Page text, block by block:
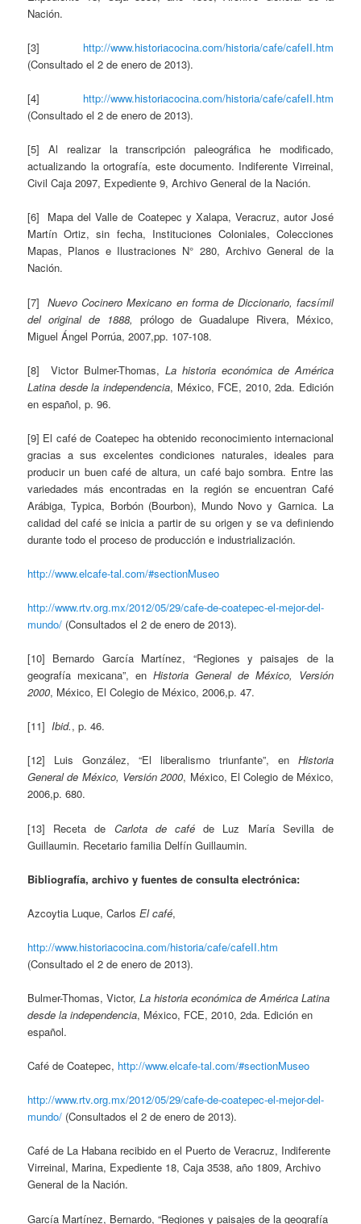
Nación.
[3] http://www.historiacocina.com/historia/cafe/cafeII.htm
(Consultado el 2 de enero de 2013).
[4] http://www.historiacocina.com/historia/cafe/cafeII.htm
(Consultado el 2 de enero de 2013).
[5] Al realizar la transcripción paleográfica he modificado,
actualizando la ortografía, este documento. Indiferente Virreinal,
Civil Caja 2097, Expediente 9, Archivo General de la Nación.
[6] Mapa del Valle de Coatepec y Xalapa, Veracruz, autor José
Martín Ortiz, sin fecha, Instituciones Coloniales, Colecciones
Mapas, Planos e Ilustraciones N° 280, Archivo General de la
Nación.
[7]Nuevo Cocinero Mexicano en forma de Diccionario, facsímil
del original de 1888, prólogo de Guadalupe Rivera, México,
Miguel Ángel Porrúa, 2007,pp. 107-108.
[8] Victor Bulmer-Thomas, La historia económica de América
Latina desde la independencia, México, FCE, 2010, 2da. Edición
en español, p. 96.
[9] El café de Coatepec ha obtenido reconocimiento internacional
gracias a sus excelentes condiciones naturales, ideales para
producir un buen café de altura, un café bajo sombra. Entre las
variedades más encontradas en la región se encuentran Café
Arábiga, Typica, Borbón (Bourbon), Mundo Novo y Garnica. La
calidad del café se inicia a partir de su origen y se va definiendo
durante todo el proceso de producción e industrialización.
http://www.elcafe-tal.com/#sectionMuseo
http://www.rtv.org.mx/2012/05/29/cafe-de-coatepec-el-mejor-del-
mundo/ (Consultados el 2 de enero de 2013).
[10] Bernardo García Martínez, “Regiones y paisajes de la
geografía mexicana”, enHistoria General de México, Versión
2000, México, El Colegio de México, 2006,p. 47.
[11]Ibid., p. 46.
[12] Luis González, “El liberalismo triunfante”, en Historia
General de México, Versión 2000, México, El Colegio de México,
2006,p. 680.
[13] Receta de Carlota de café de Luz María Sevilla de
Guillaumin. Recetario familia Delfín Guillaumin.
Bibliografía, archivo y fuentes de consulta electrónica:
Azcoytia Luque, CarlosEl café,
http://www.historiacocina.com/historia/cafe/cafeII.htm
(Consultado el 2 de enero de 2013).
Bulmer-Thomas, Victor,La historia económica de América Latina
desde la independencia, México, FCE, 2010, 2da. Edición en
español.
Café de Coatepec, http://www.elcafe-tal.com/#sectionMuseo
http://www.rtv.org.mx/2012/05/29/cafe-de-coatepec-el-mejor-del-
mundo/ (Consultados el 2 de enero de 2013).
Café de La Habana recibido en el Puerto de Veracruz, Indiferente
Virreinal, Marina, Expediente 18, Caja 3538, año 1809, Archivo
General de la Nación.
García Martínez, Bernardo, “Regiones y paisajes de la geografía